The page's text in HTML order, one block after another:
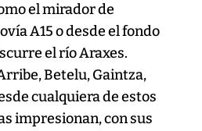
el mirador de
A15 o desde el fondo
el río Araxes.
Betelu, Gaintza,
cualquiera de estos
impresionan, con sus